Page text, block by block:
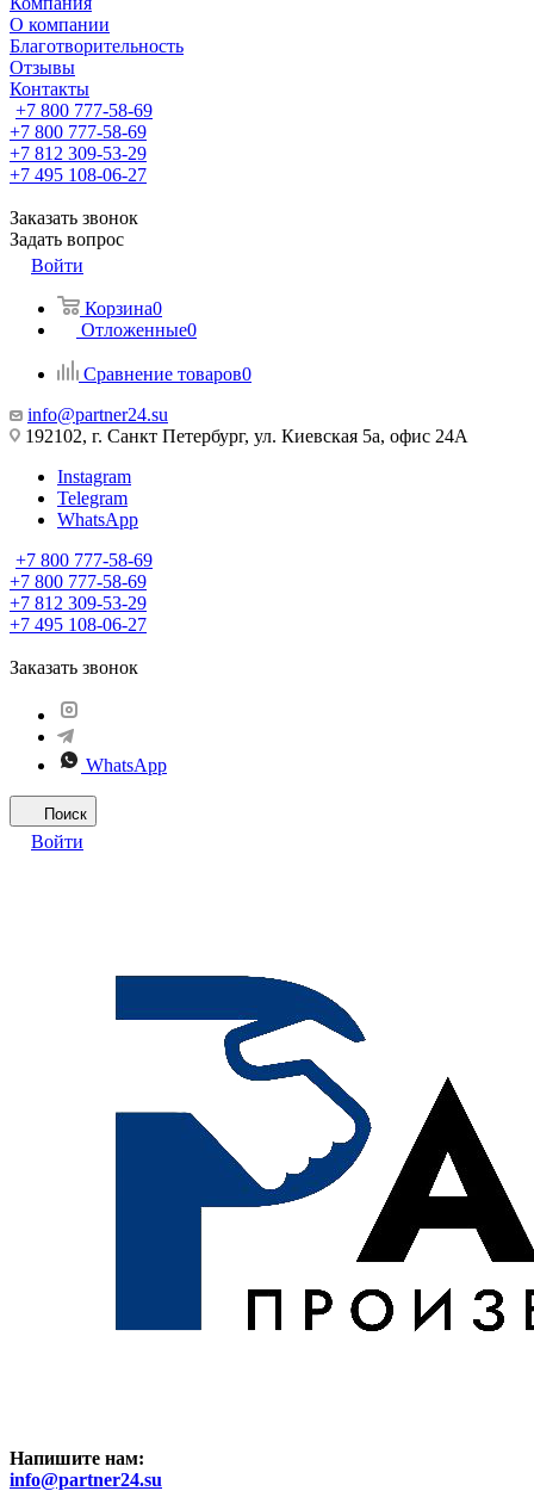
О компании
Благотворительность
Отзывы
Контакты
+7 800 777-58-69
+7 800 777-58-69
+7 812 309-53-29
+7 495 108-06-27
Заказать звонок
Задать вопрос
Войти
Корзина0
Отложенные0
Сравнение товаров0
info@partner24.su
192102, г. Санкт Петербург, ул. Киевская 5а, офис 24А
Instagram
Telegram
WhatsApp
+7 800 777-58-69
+7 800 777-58-69
+7 812 309-53-29
+7 495 108-06-27
Заказать звонок
WhatsApp
Поиск
Войти
Напишите нам:
info@partner24.su